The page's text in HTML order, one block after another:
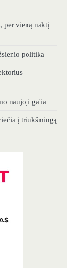
per vieną naktį
politika
naujoji galia
į triukšmingą